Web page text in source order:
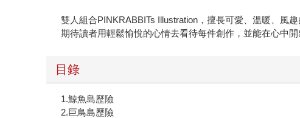
雙人組合PINKRABBITs Illustration，擅長可愛、溫暖、風趣
期待讀者用輕鬆愉悅的心情去看待每件創作，並能在心中開
目錄
1.鯨魚島歷險
2.巨鳥島歷險